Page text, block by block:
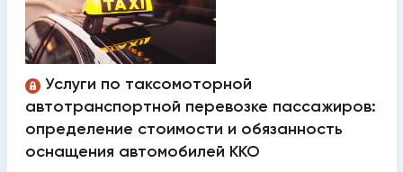
Услуги по таксомоторной
автотранспортной перевозке пассажиров:
определение стоимости и обязанность
оснащения автомобилей ККО